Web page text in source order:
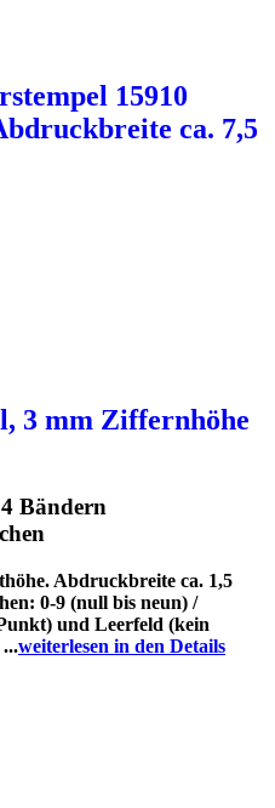
15910
ca. 7,5
3 mm Ziffernhöhe
Bändern
Abdruckbreite ca. 1,5
0-9 (null bis neun) /
und Leerfeld (kein
weiterlesen in den Details